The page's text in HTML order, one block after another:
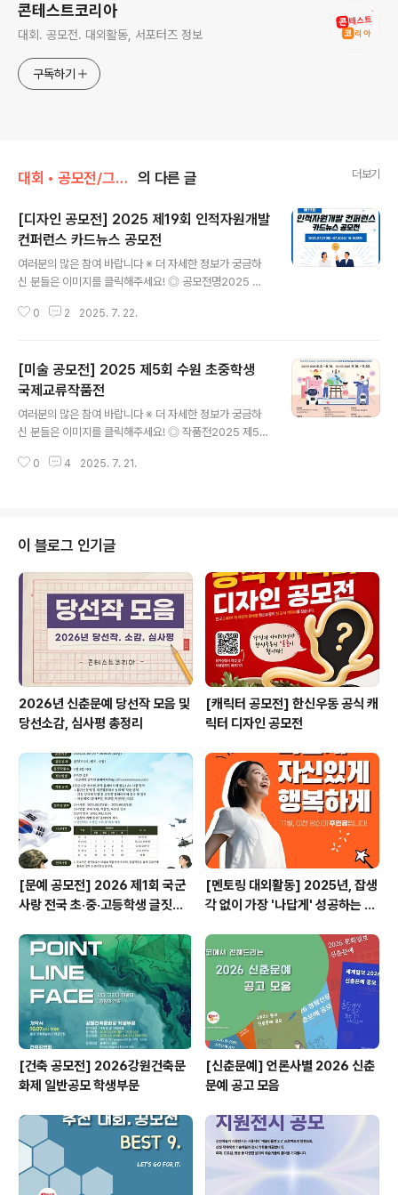
콘테스트코리아
대회. 공모전. 대외활동, 서포터즈 정보
구독하기
대회 • 공모전/그림 • 미술 • 디자인 • 웹툰. 의 다른 글 더보기
[디자인 공모전] 2025 제19회 인적자원개발
컨퍼런스 카드뉴스 공모전
여러분의 많은 참여 바랍니다 ※ 더 자세한 정보가 궁금하
신 분들은 이미지를 클릭해주세요! ◎ 공모전명2025 제 1
전국민 누구나 ◎ 접수기간2025.07.07(월) ~ 07.30
지, 작품, 가점사항을 전자메일로 제출 (hrd_festival@hr
dkorea.or.kr) ◎ 시상내용- 대 상 ㅣ 1개 작품 ㅣ 30만
원 ㅣ 한국산업인력공단 이사장상- 최우수상 ㅣ 1개 작품
ㅣ 15만원 ㅣ 한국산업인력공단 이사장상- 우 수 상 ㅣ 2
참가작 중 30%이내 ㅣ 기프티콘..
0 2 2025. 7. 22.
[미술 공모전] 2025 제5회 수원 초중학생
국제교류작품전
여러분의 많은 참여 바랍니다 ※ 더 자세한 정보가 궁금하
신 분들은 이미지를 클릭해주세요! ◎ 작품전2025 제5회
시 국제자매우호도시 초, 중학생 또는 동일 연령 청소년 ◎
이 없으며, 평면작품일 것• 작품 창작 시 표절, 도작된 작품
은 출품 무효 ◎ 출품방법• 작품은 스캔본으로 만들어 출
품신청서와 함께 제출(swcicshkim@gmail.com)• 심
사 후, 오프라인 전시가 확정된 작품은 실물 작품을 센터로
제출 (전시 확정자 별도 안내 예정) ◎ 전시기간2..
0 4 2025. 7. 21.
이 블로그 인기글
2026년 신춘문예 당선작 모음 및
당선소감, 심사평 총정리
[캐릭터 공모전] 한신우동 공식 캐
릭터 디자인 공모전
[문예 공모전] 2026 제1회 국군
사랑 전국 초·중·고등학생 글짓기
[멘토링 대외활동] 2025년, 잡생
각 없이 가장 '나답게' 성공하는 법
[건축 공모전] 2026강원건축문
화제 일반공모 학생부문
[신춘문예] 언론사별 2026 신춘
문예 공고 모음